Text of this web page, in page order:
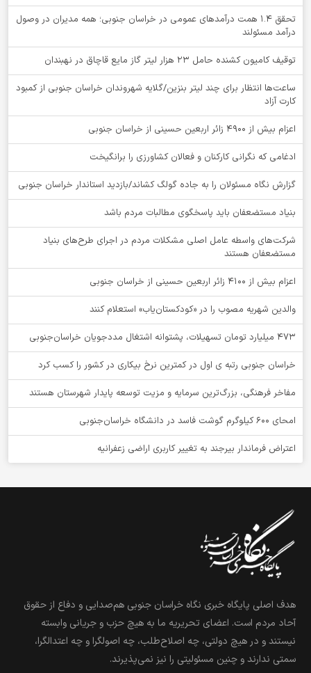
تحقق ۱.۴ همت درآمدهای عمومی در خراسان جنوبی؛ همه مدیران در وصول
درآمد مسئولند
توقيف کامیون کشنده حامل 23 هزار لیتر گاز مایع قاچاق در نهبندان
ساعت‌ها انتظار برای چند لیتر بنزین/گلایه شهروندان خراسان جنوبی از کمبود
کارت آزاد
اعزام بیش از 4900 زائر اربعین حسینی از خراسان جنوبی
ادغامی که نگرانی کارکنان و فعالان کشاورزی را برانگیخت
گزارش نگاه مسئولان را به جاده گولگ کشاند/بازدید استاندار خراسان جنوبی
بنیاد مستضعفان باید پاسخگوی مطالبات مردم باشد
شرکت‌های واسطه عامل اصلی مشکلات مردم در اجرای طرح‌های بنیاد
مستضعفان هستند
اعزام بیش از 4100 زائر اربعین حسینی از خراسان جنوبی
والدین شهریه مصوب را در «کودکستان‌یاب» استعلام کنند
۴۷۳ میلیارد تومان تسهیلات، پشتوانه اشتغال مددجویان خراسان‌جنوبی
خراسان جنوبی رتبه ی اول در کمترین نرخ بیکاری در کشور را کسب کرد
مفاخر فرهنگی، بزرگ‌ترین سرمایه و مزیت توسعه پایدار شهرستان هستند
امحای ۶۰۰ کیلوگرم گوشت فاسد در دانشگاه خراسان‌جنوبی
اعتراض فرماندار بیرجند به تغییر کاربری اراضی زعفرانیه
هدف اصلی پایگاه خبری نگاه خراسان جنوبی هم‌صدایی و دفاع از حقوق
آحاد مردم است. اعضای تحریریه ما به هیچ حزب و جریانی وابسته
نیستند و در هیچ دولتی، چه اصلاح‌طلب، چه اصولگرا و چه اعتدالگرا،
سمتی ندارند و چنین مسئولیتی را نیز نمی‌پذیرند.